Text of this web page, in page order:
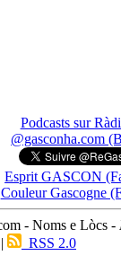
Podcasts sur
@gasconha.com
Esprit GASCON
Couleur Gascogne
- Noms e Lòcs -
RSS 2.0